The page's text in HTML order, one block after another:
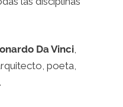
Da Vinci,
poeta,